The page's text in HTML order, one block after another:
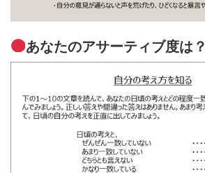
あなたのアサーティブ度は？